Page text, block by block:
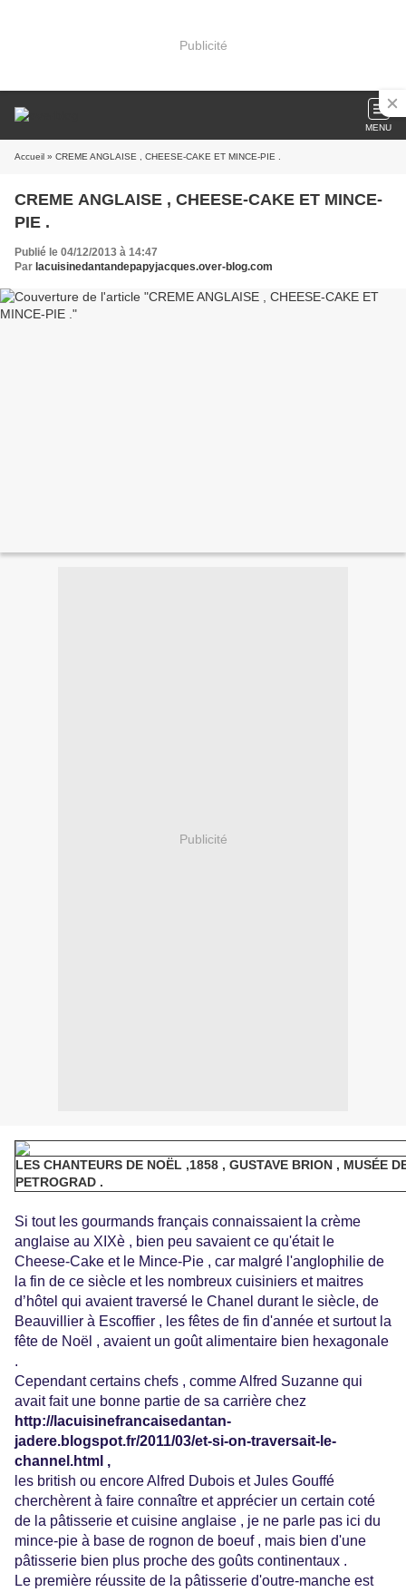
Publicité
MENU
Accueil » CREME ANGLAISE , CHEESE-CAKE ET MINCE-PIE .
CREME ANGLAISE , CHEESE-CAKE ET MINCE-
PIE .
Publié le 04/12/2013 à 14:47
Par lacuisinedantandepapyjacques.over-blog.com
Publicité
LES CHANTEURS DE NOËL ,1858 , GUSTAVE BRION , MUSÉE
PETROGRAD .
Si tout les gourmands français connaissaient la crème
anglaise au XIXè , bien peu savaient ce qu'était le
Cheese-Cake et le Mince-Pie , car malgré l'anglophilie de
la fin de ce siècle et les nombreux cuisiniers et maitres
d’hôtel qui avaient traversé le Chanel durant le siècle, de
Beauvillier à Escoffier , les fêtes de fin d'année et surtout la
fête de Noël , avaient un goût alimentaire bien hexagonale
.
Cependant certains chefs , comme Alfred Suzanne qui
avait fait une bonne partie de sa carrière chez
http://lacuisinefrancaisedantan-
jadere.blogspot.fr/2011/03/et-si-on-traversait-le-
channel.html ,
les british ou encore Alfred Dubois et Jules Gouffé
cherchèrent à faire connaître et apprécier un certain coté
de la pâtisserie et cuisine anglaise , je ne parle pas ici du
mince-pie à base de rognon de boeuf , mais bien d'une
pâtisserie bien plus proche des goûts continentaux .
Le première réussite de la pâtisserie d'outre-manche est